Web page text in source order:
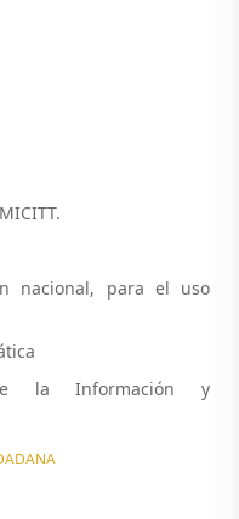
nacional, para el uso
la Información y